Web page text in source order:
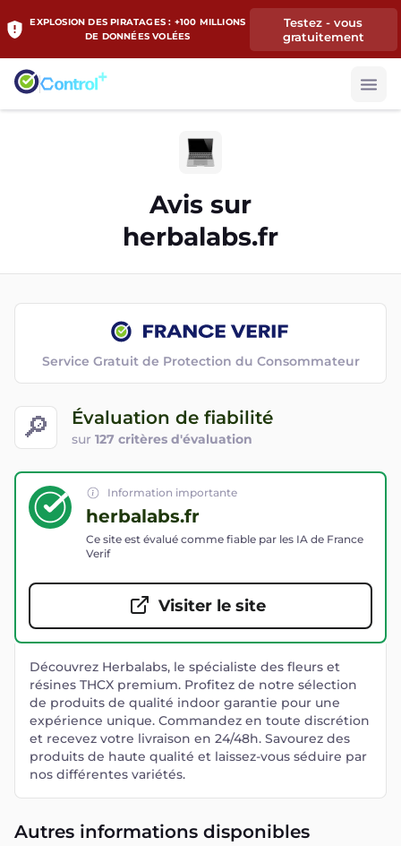
EXPLOSION DES PIRATAGES : +100 MILLIONS
DE DONNÉES VOLÉES
Testez - vous
gratuitement
Avis sur
herbalabs.fr
🔎 Évaluation de fiabilité
sur 127 critères d'évaluation
Service Gratuit de Protection du Consommateur
Information importante
herbalabs.fr
Ce site est évalué comme fiable par les IA de France
Verif
Visiter le site
Découvrez Herbalabs, le spécialiste des fleurs et
résines THCX premium. Profitez de notre sélection
de produits de qualité indoor garantie pour une
expérience unique. Commandez en toute discrétion
et recevez votre livraison en 24/48h. Savourez des
produits de haute qualité et laissez-vous séduire par
nos différentes variétés.
Autres informations disponibles